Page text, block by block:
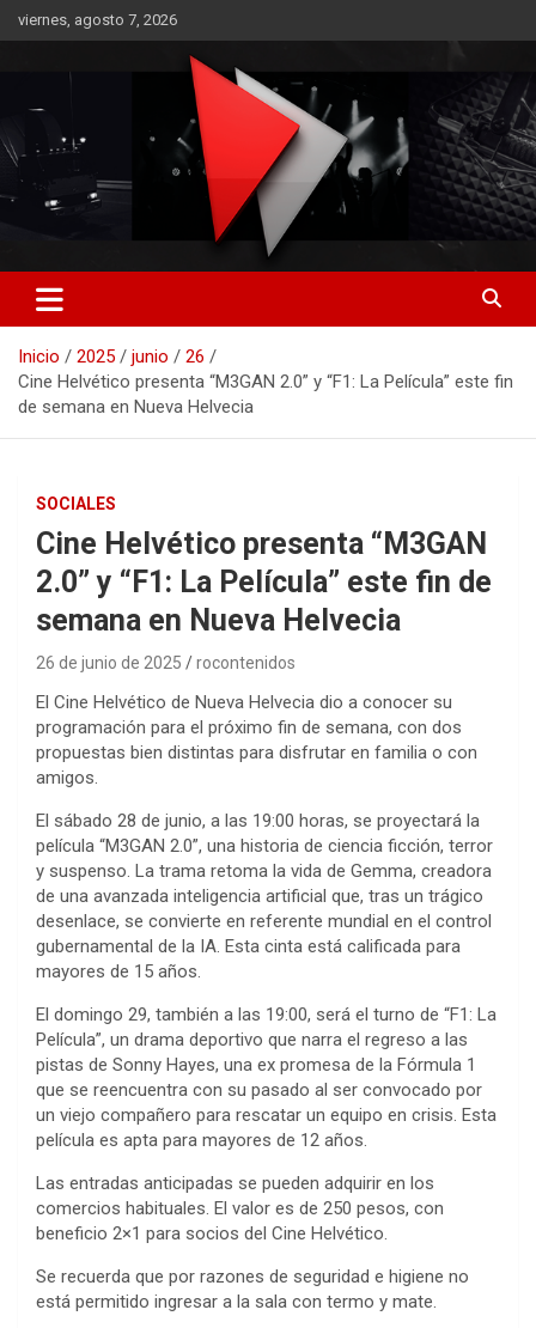
Saltar
al
viernes, agosto 7, 2026
RO CONTENIDOS
Inicio 2025 junio
26
Cine Helvético presenta “M3GAN 2.0” y “F1: La Película” este fin
de semana en Nueva Helvecia
SOCIALES
Cine Helvético presenta “M3GAN
2.0” y “F1: La Película” este fin de
semana en Nueva Helvecia
26 de junio de 2025 rocontenidos
El Cine Helvético de Nueva Helvecia dio a conocer su
programación para el próximo fin de semana, con dos
propuestas bien distintas para disfrutar en familia o con
amigos.
El sábado 28 de junio, a las 19:00 horas, se proyectará la
película “M3GAN 2.0”, una historia de ciencia ficción, terror
y suspenso. La trama retoma la vida de Gemma, creadora
de una avanzada inteligencia artificial que, tras un trágico
desenlace, se convierte en referente mundial en el control
gubernamental de la IA. Esta cinta está calificada para
mayores de 15 años.
El domingo 29, también a las 19:00, será el turno de “F1: La
Película”, un drama deportivo que narra el regreso a las
pistas de Sonny Hayes, una ex promesa de la Fórmula 1
que se reencuentra con su pasado al ser convocado por
un viejo compañero para rescatar un equipo en crisis. Esta
película es apta para mayores de 12 años.
Las entradas anticipadas se pueden adquirir en los
comercios habituales. El valor es de 250 pesos, con
beneficio 2×1 para socios del Cine Helvético.
Se recuerda que por razones de seguridad e higiene no
está permitido ingresar a la sala con termo y mate.